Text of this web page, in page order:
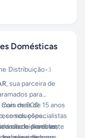
Domésticas
·Distribuição+3
, sua parceira de
para
mais de 15 anos
somos especialistas
de produtos
mais de 900
soluções
o lar e o ambiente
inclui floreiras,